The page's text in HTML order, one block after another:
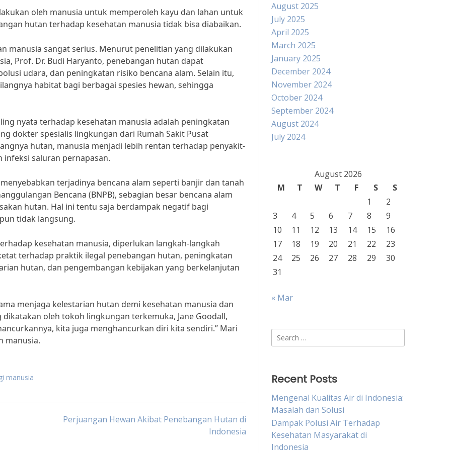
oleh manusia untuk memperoleh kayu dan lahan untuk
hutan terhadap kesehatan manusia tidak bisa diabaikan.
manusia sangat serius. Menurut penelitian yang dilakukan
Prof. Dr. Budi Haryanto, penebangan hutan dapat
udara, dan peningkatan risiko bencana alam. Selain itu,
habitat bagi berbagai spesies hewan, sehingga
nyata terhadap kesehatan manusia adalah peningkatan
dokter spesialis lingkungan dari Rumah Sakit Pusat
hutan, manusia menjadi lebih rentan terhadap penyakit-
saluran pernapasan.
terjadinya bencana alam seperti banjir dan tanah
Bencana (BNPB), sebagian besar bencana alam
hutan. Hal ini tentu saja berdampak negatif bagi
tidak langsung.
kesehatan manusia, diperlukan langkah-langkah
terhadap praktik ilegal penebangan hutan, peningkatan
hutan, dan pengembangan kebijakan yang berkelanjutan
menjaga kelestarian hutan demi kesehatan manusia dan
oleh tokoh lingkungan terkemuka, Jane Goodall,
kita juga menghancurkan diri kita sendiri.” Mari
manusia.
manusia
Perjuangan Hewan Akibat Penebangan Hutan di
Indonesia
August 2025
July 2025
April 2025
March 2025
January 2025
December 2024
November 2024
October 2024
September 2024
August 2024
July 2024
August 2026
M
T W T F S
S
1
2
3
4 5 6 7 8
9
10
11 12 13 14 15
16
17
18 19 20 21 22
23
24
25 26 27 28 29
30
31
« Mar
Search
for:
Recent Posts
Mengenal Kualitas Air di Indonesia:
Masalah dan Solusi
Dampak Polusi Air Terhadap
Kesehatan Masyarakat di
Indonesia